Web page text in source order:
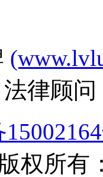
法律顾
权所有